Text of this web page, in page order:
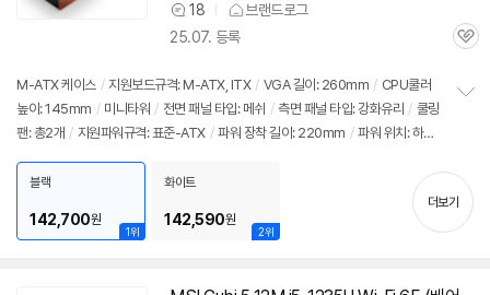
상
품
견
18
브랜드로그
25.07. 등록
관
M-ATX 케이스 / 지원보드규격: M-ATX, ITX / VGA 길이: 260mm / CPU쿨러
높이: 145mm / 미니타워 / 전면 패널 타입: 메쉬 / 측면 패널 타입: 강화유리 / 쿨링
팬: 총2개 / 지원파워규격: 표준-ATX / 파워 장착 길이: 220mm / 파워 위치: 하단
기
1위
블랙
142,700원
2위
화이트
142,590원
더보기